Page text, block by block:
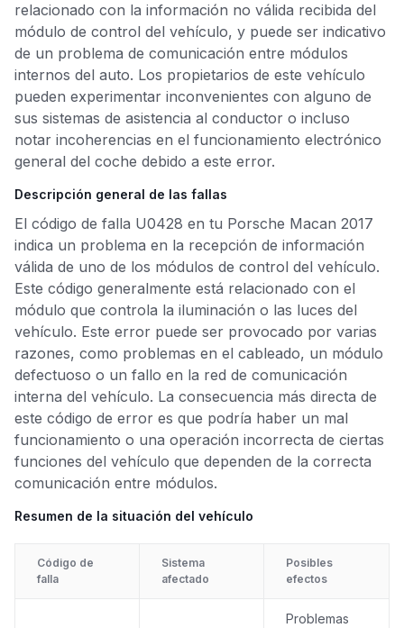
relacionado con la información no válida recibida del
módulo de control del vehículo, y puede ser indicativo
de un problema de comunicación entre módulos
internos del auto. Los propietarios de este vehículo
pueden experimentar inconvenientes con alguno de
sus sistemas de asistencia al conductor o incluso
notar incoherencias en el funcionamiento electrónico
general del coche debido a este error.
Descripción general de las fallas
El código de falla U0428 en tu Porsche Macan 2017
indica un problema en la recepción de información
válida de uno de los módulos de control del vehículo.
Este código generalmente está relacionado con el
módulo que controla la iluminación o las luces del
vehículo. Este error puede ser provocado por varias
razones, como problemas en el cableado, un módulo
defectuoso o un fallo en la red de comunicación
interna del vehículo. La consecuencia más directa de
este código de error es que podría haber un mal
funcionamiento o una operación incorrecta de ciertas
funciones del vehículo que dependen de la correcta
comunicación entre módulos.
Resumen de la situación del vehículo
Código de
falla
Sistema
afectado
Posibles
efectos
Problemas